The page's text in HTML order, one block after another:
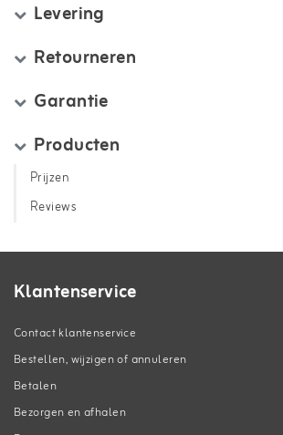
Levering
Retourneren
Garantie
Producten
Prijzen
Reviews
Klantenservice
Contact klantenservice
Bestellen, wijzigen of annuleren
Betalen
Bezorgen en afhalen